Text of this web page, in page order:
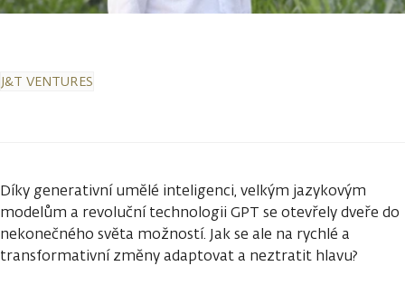
J&T VENTURES
Díky generativní umělé inteligenci, velkým jazykovým
modelům a revoluční technologii GPT se otevřely dveře do
nekonečného světa možností. Jak se ale na rychlé a
transformativní změny adaptovat a neztratit hlavu?